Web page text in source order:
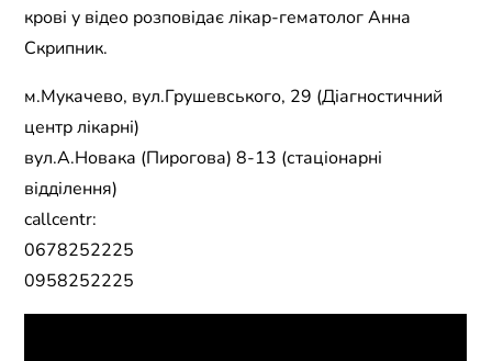
крові у відео розповідає лікар-гематолог Анна
Скрипник.
м.Мукачево, вул.Грушевського, 29 (Діагностичний
центр лікарні)
вул.А.Новака (Пирогова) 8-13 (стаціонарні
відділення)
callcentr:
0678252225
0958252225